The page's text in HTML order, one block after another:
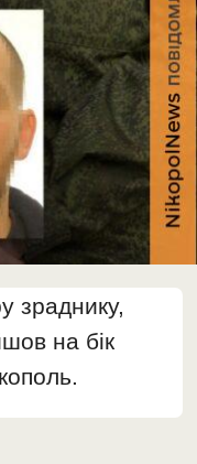
зраднику,
на бік